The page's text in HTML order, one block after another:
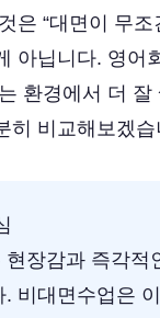
은 “대면이 무
아닙니다. 영어
환경에서 더
히 비교해보겠습
현장감과 즉각적
. 비대면수업은